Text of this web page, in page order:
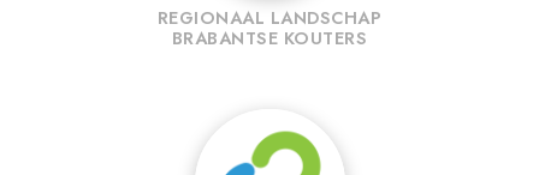
REGIONAAL LANDSCHAP
BRABANTSE KOUTERS